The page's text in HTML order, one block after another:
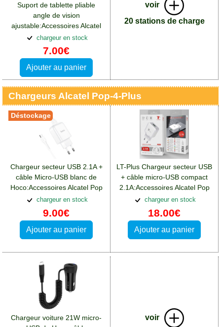
Suport de tablette pliable
angle de vision
ajustable:Accessoires Alcatel
Pop 4 Plus
chargeur en stock
7.00€
Ajouter au panier
voir
20 stations de charge
Chargeurs Alcatel Pop-4-Plus
Chargeur secteur USB 2.1A +
câble Micro-USB blanc de
Hoco:Accessoires Alcatel Pop
4 Plus
chargeur en stock
9.00€
Ajouter au panier
Déstockage
LT-Plus Chargeur secteur USB
+ câble micro-USB compact
2.1A:Accessoires Alcatel Pop
4 Plus
chargeur en stock
18.00€
Ajouter au panier
Chargeur voiture 21W micro-
voir